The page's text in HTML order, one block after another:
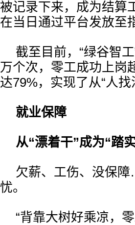
被记录下来，成为结算
在当日通过平台发放至
截至目前，“绿谷智
万个次，零工成功上岗
达79%，实现了从“人找
就业保障
从“漂着干”成为“踏
欠薪、工伤、没保
忧。
“背靠大树好乘凉，